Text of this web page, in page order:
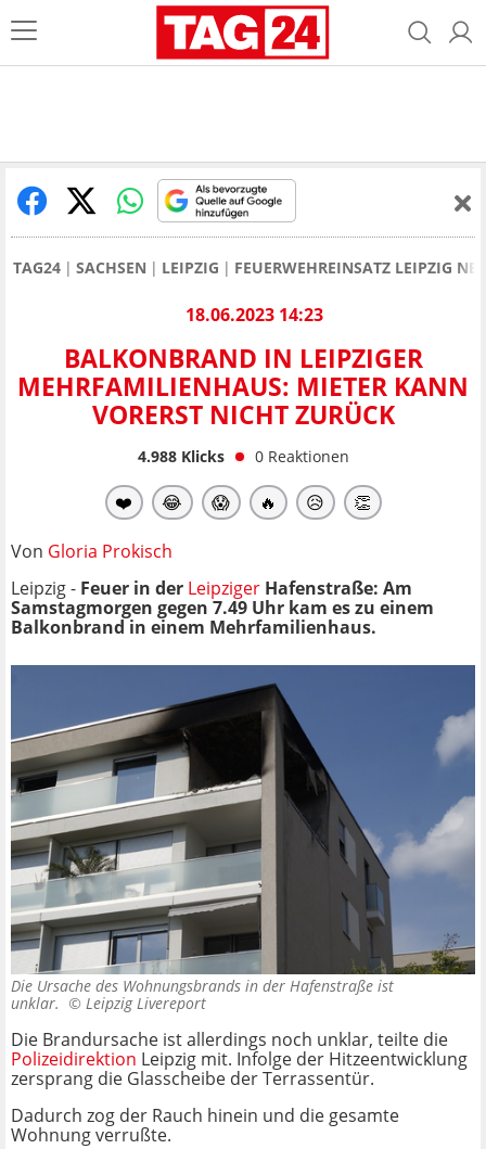
TAG24 SACHSEN LEIPZIG FEUERWEHREINSATZ LEIPZIG
18.06.2023 14:23
BALKONBRAND IN LEIPZIGER
MEHRFAMILIENHAUS: MIETER KANN
VORERST NICHT ZURÜCK
4.988Klicks 0 Reaktionen
❤️ 😂 😱 🔥 😥 👏
Von Gloria Prokisch
Leipzig - Feuer in der Leipziger Hafenstraße: Am
Samstagmorgen gegen 7.49 Uhr kam es zu einem
Balkonbrand in einem Mehrfamilienhaus.
Die Ursache des Wohnungsbrands in der Hafenstraße ist
unklar. © Leipzig Livereport
Die Brandursache ist allerdings noch unklar, teilte die
Polizeidirektion Leipzig mit. Infolge der Hitzeentwicklung
zersprang die Glasscheibe der Terrassentür.
Dadurch zog der Rauch hinein und die gesamte
Wohnung verrußte.